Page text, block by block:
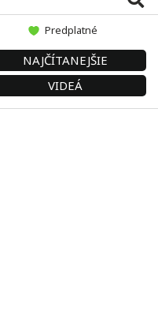
Predplatné
NAJČÍTANEJŠIE
VIDEÁ